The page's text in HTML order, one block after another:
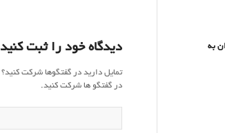
دیدگاه خود را ثبت کنید
تمایل دارید در گفتگوها شرکت کنید؟
در گفتگو ها شرکت کنید.
به